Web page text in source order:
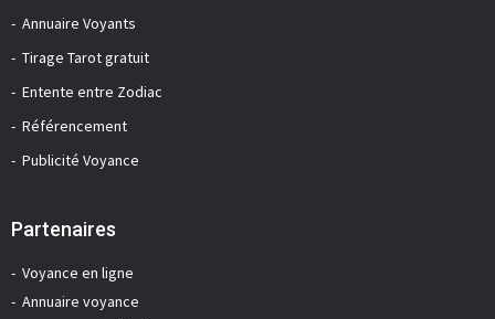
Annuaire Voyants
Tirage Tarot gratuit
Entente entre Zodiac
Référencement
Publicité Voyance
Partenaires
Voyance en ligne
Annuaire voyance